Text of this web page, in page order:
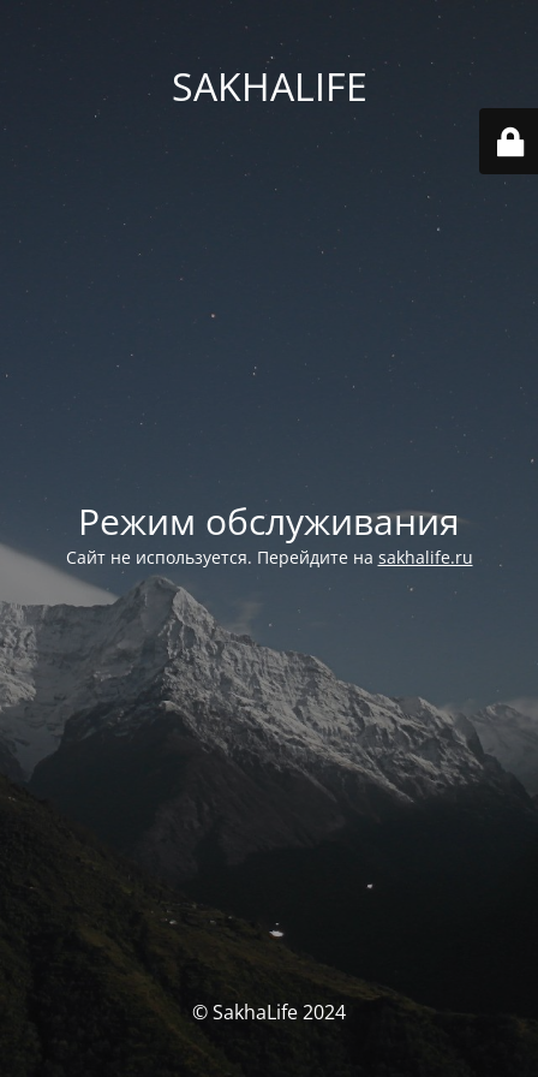
SAKHALIFE
Режим обслуживания
Сайт не используется. Перейдите на sakhalife.ru
© SakhaLife 2024